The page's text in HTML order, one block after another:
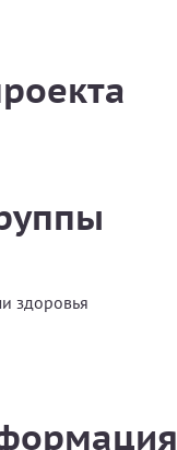
здоровья